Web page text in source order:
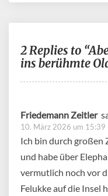
2 Replies to
ins berühmte
Friedemann Zeitler
10. März 2026 um 15:39
Ich bin durch großen
und habe über
vermutlich noch vor
Felukke auf die Insel